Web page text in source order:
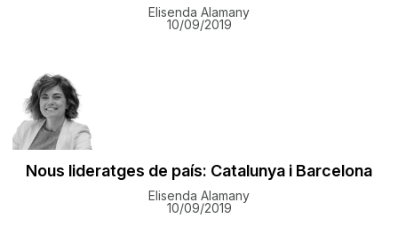
Elisenda Alamany
10/09/2019
Nous lideratges de país: Catalunya i Barcelona
Elisenda Alamany
10/09/2019